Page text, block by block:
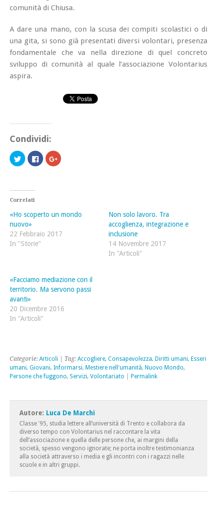
comunità di Chiusa.
A dare una mano, con la scusa dei compiti scolastici o di
una gita, si sono già presentati diversi volontari, presenza
fondamentale che va nella direzione di quel concreto
sviluppo di comunità al quale l’associazione Volontarius
aspira.
Condividi:
Fai
clic
Twitter
(Si
apre
una
nuova
finestra)
Fai
clic
nuova
Fai
clic
una
Correlati
«Ho scoperto un mondo
nuovo»
22 Febbraio 2017
In "Storie"
Non solo lavoro. Tra
accoglienza, integrazione e
inclusione
14 Novembre 2017
In "Articoli"
«Facciamo mediazione con il
territorio. Ma servono passi
avanti»
20 Dicembre 2016
In "Articoli"
Categorie: Articoli | Tag: Accogliere, Consapevolezza, Diritti umani, Esseri
umani, Giovani, Informarsi, Mestiere nell'umanità, Nuovo Mondo,
Persone che fuggono, Servizi, Volontariato Permalink
Autore: Luca De Marchi
Classe '95, studia lettere all’università di Trento e collabora da
diverso tempo con Volontarius nel raccontare la vita
dell’associazione e quella delle persone che, ai margini della
società, spesso vengono ignorate; ne porta inoltre testimonianza
alla società attraverso i media e gli incontri con i ragazzi nelle
scuole e in altri gruppi.